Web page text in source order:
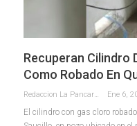
Recuperan Cilindro
Como Robado En
Redaccion La Pancarta De Quintana Roo Ene 6,
El cilindro con gas cloro